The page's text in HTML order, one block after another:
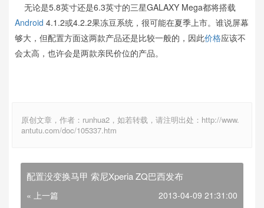
无论是5.8英寸还是6.3英寸的三星GALAXY Mega都将搭载
Android 4.1.2或4.2.2果冻豆系统，很可能在夏季上市。谁说屏幕
够大，但配置方面这两款产品还是比较一般的，因此价格应该不
会太高，也许会是两款亲民价位的产品。
原创文章，作者：runhua2，如若转载，请注明出处：http://www.
antutu.com/doc/105337.htm
配置没变换马甲 索尼Xperia ZQ巴西发布
« 上一篇 2013-04-09 21:31:00